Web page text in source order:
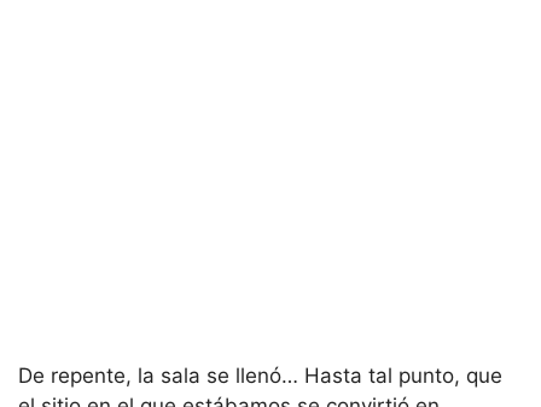
De repente, la sala se llenó… Hasta tal punto, que